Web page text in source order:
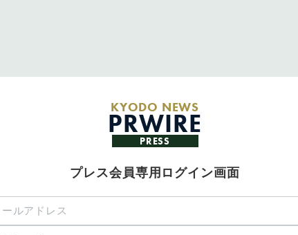
KYODO NEWS
PRWIRE
PRESS
プレス会員専用ログイン画面